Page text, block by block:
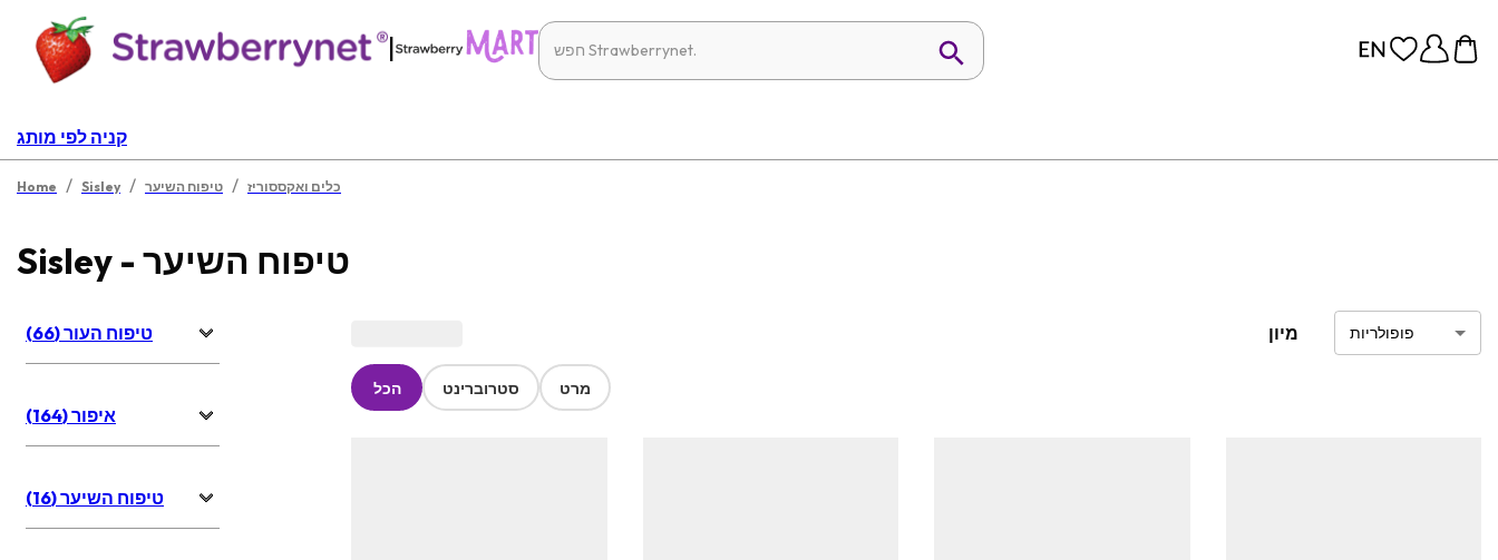
|
קניה לפי מותג
Home / Sisley / טיפוח השיער / כלים ואקססוריז
Sisley - טיפוח השיער
טיפוח העור (66)
איפור (164)
טיפוח השיער (16)
מיון פופולריות
הכל סטרוברינט מרט